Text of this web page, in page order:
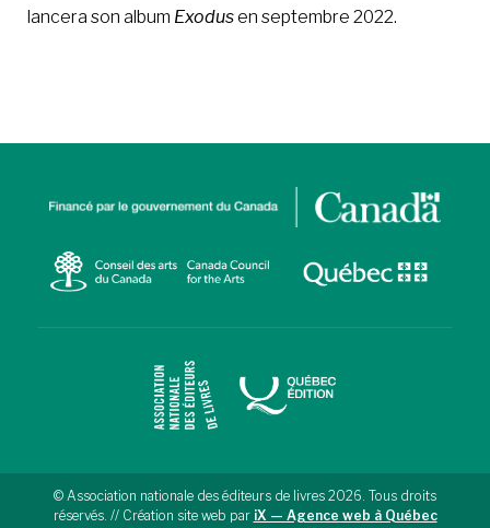
lancera son album Exodusen septembre 2022.
© Association nationale des éditeurs de livres 2026. Tous droits
réservés. // Création site web par iX — Agence web à Québec